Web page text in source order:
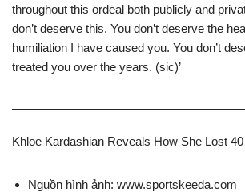
throughout this ordeal both publicly and
don’t deserve this. You don’t deserve the
humiliation I have caused you. You don’t
treated you over the years. (sic)’
Khloe Kardashian Reveals How She Lost
Nguồn hình ảnh: www.sportskeeda.com